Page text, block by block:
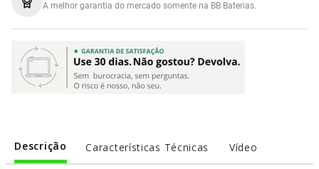
A melhor garantia do mercado somente na BB Baterias.
Descrição Características Técnicas Vídeo